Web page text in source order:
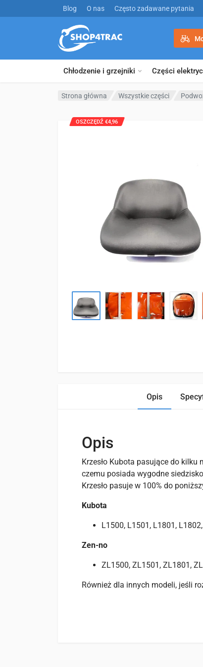
Blog O nas Często zadawane pytania
Chłodzenie i grzejniki Części
Strona główna Wszystkie części
OSZCZĘDŹ €4,96
Opis
Opis
Krzesło Kubota pasujące do kilku
czemu posiada wygodne
Krzesło pasuje w 100% do
Kubota
L1500, L1501, L1801,
Zen-no
ZL1500, ZL1501, ZL1801,
Również dla innych modeli, jeśli